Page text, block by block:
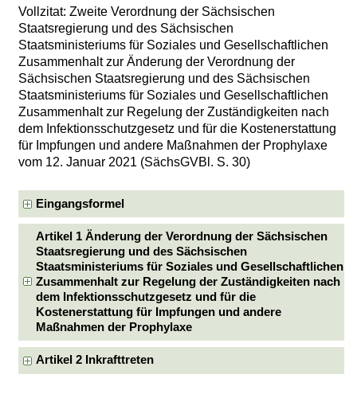
Vollzitat: Zweite Verordnung der Sächsischen
Staatsregierung und des Sächsischen
Staatsministeriums für Soziales und Gesellschaftlichen
Zusammenhalt zur Änderung der Verordnung der
Sächsischen Staatsregierung und des Sächsischen
Staatsministeriums für Soziales und Gesellschaftlichen
Zusammenhalt zur Regelung der Zuständigkeiten nach
dem Infektionsschutzgesetz und für die Kostenerstattung
für Impfungen und andere Maßnahmen der Prophylaxe
vom 12. Januar 2021 (SächsGVBl. S. 30)
Eingangsformel
Artikel 1 Änderung der Verordnung der Sächsischen
Staatsregierung und des Sächsischen
Staatsministeriums für Soziales und Gesellschaftlichen
Zusammenhalt zur Regelung der Zuständigkeiten nach
dem Infektionsschutzgesetz und für die
Kostenerstattung für Impfungen und andere
Maßnahmen der Prophylaxe
Artikel 2 Inkrafttreten